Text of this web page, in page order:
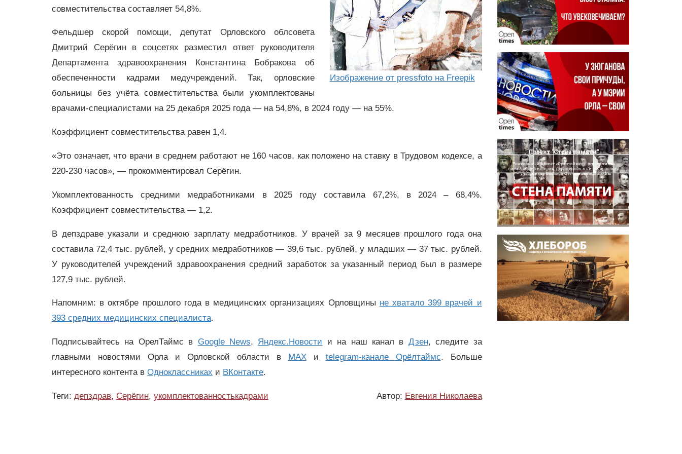
Изображение от pressfoto на Freepik
совместительства составляет 54,8%.
Фельдшер скорой помощи, депутат Орловского облсовета
Дмитрий Серёгин в соцсетях разместил ответ руководителя
Департамента здравоохранения Константина Бобракова об
обеспеченности кадрами медучреждений. Так, орловские
больницы без учёта совместительства были укомплектованы
врачами-специалистами на 25 декабря 2025 года — на 54,8%, в 2024 году — на 55%.
Коэффициент совместительства равен 1,4.
«Это означает, что врачи в среднем работают не 160 часов, как положено на ставку в Трудовом кодексе, а
220-230 часов», — прокомментировал Серёгин.
Укомплектованность средними медработниками в 2025 году составила 67,2%, в 2024 – 68,4%.
Коэффициент совместительства — 1,2.
В депздраве указали и среднюю зарплату медработников. У врачей за 9 месяцев прошлого года она
составила 72,4 тыс. рублей, у средних медработников — 39,6 тыс. рублей, у младших — 37 тыс. рублей.
У руководителей учреждений здравоохранения средний заработок за указанный период был в размере
127,9 тыс. рублей.
Напомним: в октябре прошлого года в медицинских организациях Орловщины не хватало 399 врачей и
393 средних медицинских специалиста.
Подписывайтесь на ОрелТаймс в Google News, Яндекс.Новости и на наш канал в Дзен, следите за
главными новостями Орла и Орловской области в
MAXи telegram-канале Орёлтаймс. Больше
интересного контента в Одноклассниках и ВКонтакте.
Теги: депздрав, Серёгин, укомплектованностькадрами Автор: Евгения Николаева